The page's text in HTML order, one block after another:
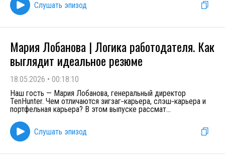
Слушать эпизод
Мария Лобанова | Логика работодателя. Как
выглядит идеальное резюме
18.05.2026 • 00:18:10
Наш гость — Мария Лобанова, генеральный директор
TenHunter. Чем отличаются зигзаг‑карьера, слэш‑карьера и
портфельная карьера? В этом выпуске рассмат...
Слушать эпизод